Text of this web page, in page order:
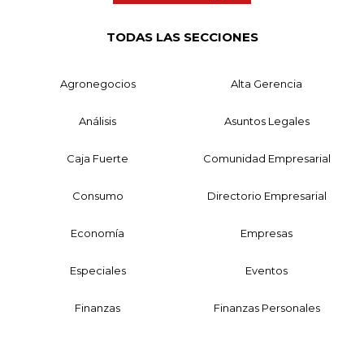
TODAS LAS SECCIONES
Agronegocios Alta Gerencia
Análisis Asuntos Legales
Caja Fuerte Comunidad Empresarial
Consumo Directorio Empresarial
Economía Empresas
Especiales Eventos
Finanzas Finanzas Personales